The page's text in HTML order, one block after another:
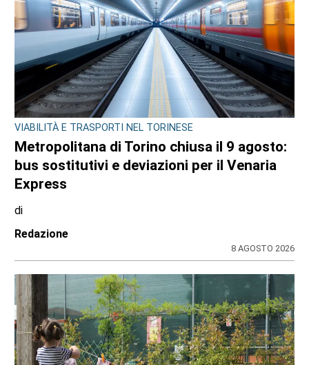
CONSIGLIO REGIONALE
A Palazzo Lascaris la mostra “Romano
Gazzera. Nel regno dei fiori giganti”
di
Redazione CRP
ULTIME NOTIZIE